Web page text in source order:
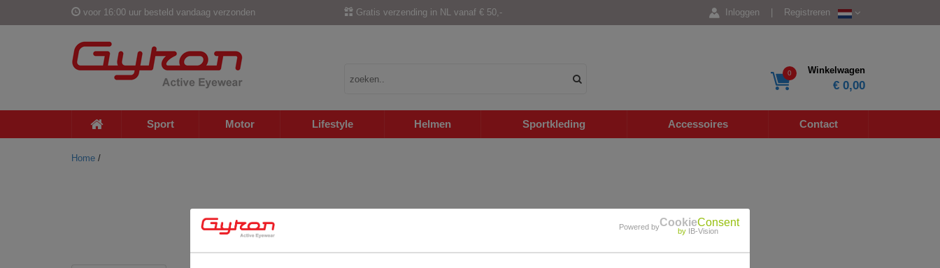
voor 16:00 uur besteld vandaag verzonden Gratis verzending in NL vanaf € 50,- Inloggen Registreren
0 Winkelwagen
€ 0,00
Sport Motor Lifestyle Helmen Sportkleding Accessoires Contact
Home /
Powered byCookieConsent
by IB-Vision